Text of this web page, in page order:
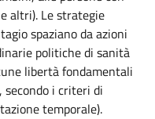
altri). Le strategie
spaziano da azioni
politiche di sanità
libertà fondamentali
secondo i criteri di
temporale).